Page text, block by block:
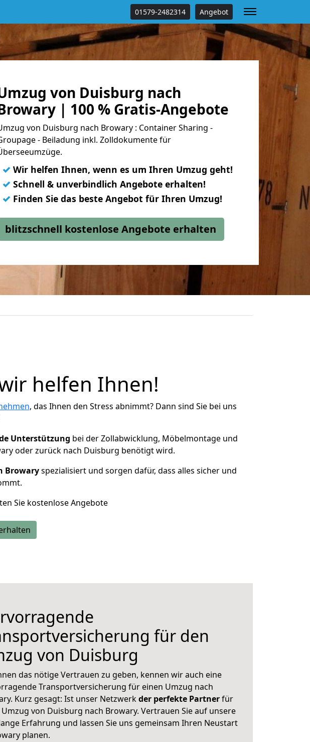
01579-2482314 Angebot
von Duisburg nach
| 100 % Gratis-Angebote
von Duisburg nach Browary : Container Sharing -
- Beiladung inkl. Zolldokumente für
✓ Wir helfen Ihnen, wenn es um Ihren Umzug geht!
✓ Schnell & unverbindlich Angebote erhalten!
✓ Finden Sie das beste Angebot für Ihren Umzug!
blitzschnell kostenlose Angebote erhalten
helfen Ihnen!
, das Ihnen den Stress abnimmt? Dann sind Sie bei uns
Unterstützung bei der Zollabwicklung, Möbelmontage und
oder zurück nach Duisburg benötigt wird.
Browaryspezialisiert und sorgen dafür, dass alles sicher und
Sie kostenlose Angebote
für den
von Duisburg
das nötige Vertrauen zu geben, kennen wir auch eine
Transportversicherung für einen Umzug nach
Kurz gesagt: Ist unser Netzwerkder perfekte Partnerfür
von Duisburg nach Browary. Vertrauen Sie auf unsere
Erfahrung und lassen Sie uns gemeinsam Ihren Neustart
planen.